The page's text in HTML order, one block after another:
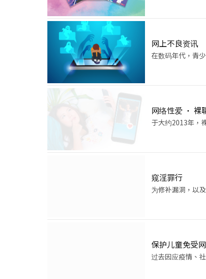
网上不良资讯
在数码年代，青
网络性爱 • 裸
于大约2013年，
窥淫罪行
为修补漏洞，以
保护儿童免受
过去因应疫情、